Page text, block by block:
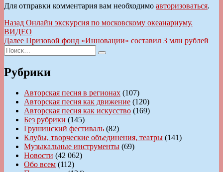
Для отправки комментария вам необходимо авторизоваться.
Навигация
по
записям
Назад Предыдущая
запись:
Онлайн экскурсия по московскому океанариуму.
ВИДЕО
Далее Следующая
Призовой фонд «Инновации» составил 3 млн рублей
Искать:
Поиск
Рубрики
Авторская песня в регионах (107)
Авторская песня как движение (120)
Авторская песня как искусство (169)
Без рубрики (145)
Грушинский фестиваль (82)
Клубы, творческие объединения, театры (141)
Музыкальные инструменты (69)
Новости (42 062)
Обо всем (112)